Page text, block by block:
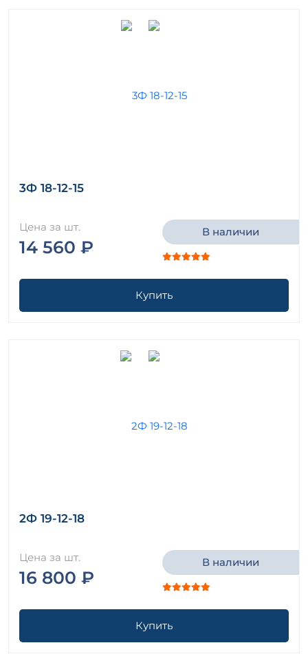
3Ф 18-12-15
Цена за шт.
14 560 ₽
В наличии
Купить
2Ф 19-12-18
Цена за шт.
16 800 ₽
В наличии
Купить